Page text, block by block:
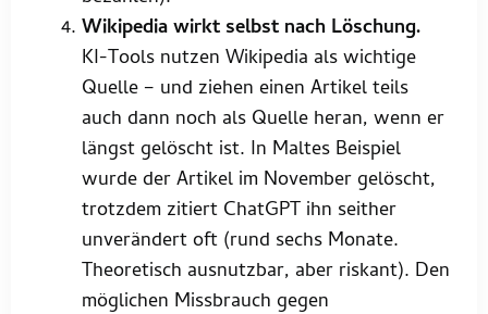
Wikipedia wirkt selbst nach Löschung.
KI-Tools nutzen Wikipedia als wichtige
Quelle – und ziehen einen Artikel teils
auch dann noch als Quelle heran, wenn er
längst gelöscht ist. In Maltes Beispiel
wurde der Artikel im November gelöscht,
trotzdem zitiert ChatGPT ihn seither
unverändert oft (rund sechs Monate.
Theoretisch ausnutzbar, aber riskant). Den
möglichen Missbrauch gegen